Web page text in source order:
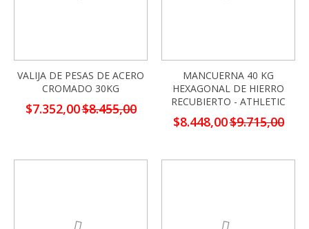
VALIJA DE PESAS DE ACERO
CROMADO 30KG
Precio
especial
$7.352,00$8.455,00
MANCUERNA 40 KG
HEXAGONAL DE HIERRO
RECUBIERTO - ATHLETIC
Precio
especial
$8.448,00$9.715,00